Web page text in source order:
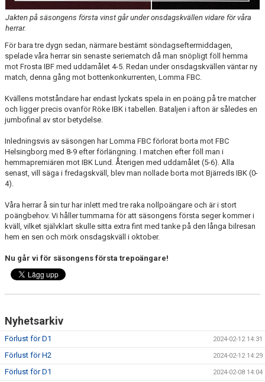
Jakten på säsongens första vinst går under onsdagskvällen vidare för våra
herrar.
För bara tre dygn sedan, närmare bestämt söndagseftermiddagen,
spelade våra herrar sin senaste seriematch då man snöpligt föll hemma
mot Frosta IBF med uddamålet 4-5. Redan under onsdagskvällen väntar ny
match, denna gång mot bottenkonkurrenten, Lomma FBC.
Kvällens motståndare har endast lyckats spela in en poäng på tre matcher
och ligger precis ovanför Röke IBK i tabellen. Bataljen i afton är således en
jumbofinal av stor betydelse.
Inledningsvis av säsongen har Lomma FBC förlorat borta mot FBC
Helsingborg med 8-9 efter förlängning. I matchen efter föll man i
hemmapremiären mot IBK Lund. Återigen med uddamålet (5-6). Alla
senast, vill säga i fredagskväll, blev man nollade borta mot Bjärreds IBK (0-
4).
Våra herrar å sin tur har inlett med tre raka nollpoängare och är i stort
poängbehov. Vi håller tummarna för att säsongens första seger kommer i
kväll, vilket självklart skulle sitta extra fint med tanke på den långa bilresan
hem en sen och mörk onsdagskväll i oktober.
Nu går vi för säsongens första trepoängare!
Nyhetsarkiv
Förlust för D1 2024-02-12 14:31
Förlust för H2 2024-02-12 14:29
Förlust för D1 2024-02-08 14:04